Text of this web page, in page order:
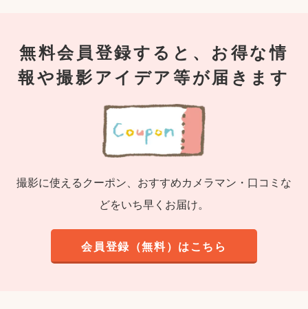
無料会員登録すると、お得な情
報や撮影アイデア等が届きます
撮影に使えるクーポン、おすすめカメラマン・口コミな
どをいち早くお届け。
会員登録（無料）はこちら